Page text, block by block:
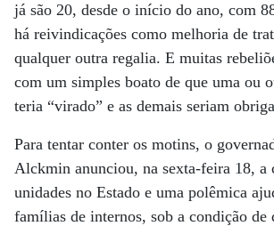
já são 20, desde o início do ano, com
há reivindicações como melhoria de
qualquer outra regalia. E muitas
com um simples boato de que uma ou
teria “virado” e as demais seriam
Para tentar conter os motins, o
Alckmin anunciou, na sexta-feira 18, a
unidades no Estado e uma polêmica
famílias de internos, sob a condição de